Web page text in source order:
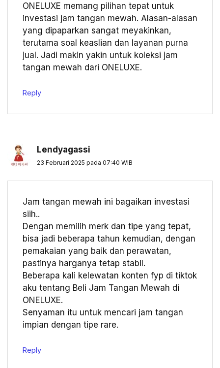
ONELUXE memang pilihan tepat untuk
investasi jam tangan mewah. Alasan-alasan
yang dipaparkan sangat meyakinkan,
terutama soal keaslian dan layanan purna
jual. Jadi makin yakin untuk koleksi jam
tangan mewah dari ONELUXE.
Reply
Lendyagassi
23 Februari 2025 pada 07:40 WIB
Jam tangan mewah ini bagaikan investasi
siih..
Dengan memilih merk dan tipe yang tepat,
bisa jadi beberapa tahun kemudian, dengan
pemakaian yang baik dan perawatan,
pastinya harganya tetap stabil.
Beberapa kali kelewatan konten fyp di tiktok
aku tentang Beli Jam Tangan Mewah di
ONELUXE.
Senyaman itu untuk mencari jam tangan
impian dengan tipe rare.
Reply